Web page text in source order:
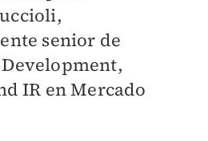
senior de
IR en Mercado